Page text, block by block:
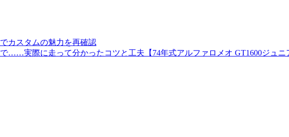
カスタムの魅力を再確認
……実際に走って分かったコツと工夫【74年式アルファロメオ GT1600ジュニ